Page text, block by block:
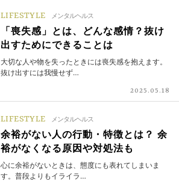
LIFESTYLE メンタルヘルス
「喪失感」とは、どんな感情？抜け
出すためにできることは
大切な人や物を失ったときには喪失感を抱えます。
抜け出すには我慢せず…
2025.05.18
LIFESTYLE メンタルヘルス
余裕がない人の行動・特徴とは？ 余
裕がなくなる原因や対処法も
心に余裕がないときは、態度にも表れてしまいま
す。普段よりもイライラ…